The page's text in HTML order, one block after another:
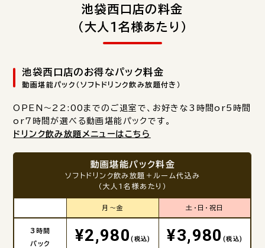
池袋西口店の料金
（大人1名様あたり）
池袋西口店のお得なパック料金
動画堪能パック（ソフトドリンク飲み放題付き）
OPEN～22:00までのご退室で、お好きな3時間or5時間
or7時間が選べる動画堪能パックです。
ドリンク飲み放題メニューはこちら
動画堪能パック料金
ソフトドリンク飲み放題＋ルーム代込み
（大人1名様あたり）
月～金 土・日・祝日
3時間
パック
¥2,980(税込) ¥3,980 (税込)